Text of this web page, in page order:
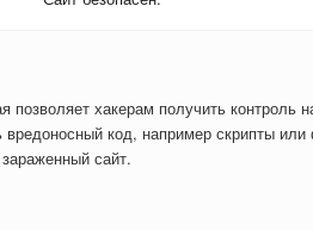
позволяет хакерам получить
код, например скрипты
сайт.